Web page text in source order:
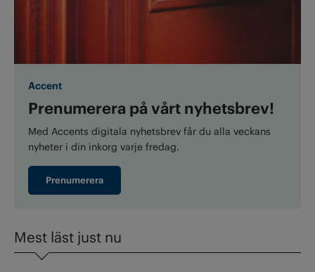
Accent
Prenumerera på vårt nyhetsbrev!
Med Accents digitala nyhetsbrev får du alla veckans
nyheter i din inkorg varje fredag.
Prenumerera
Mest läst just nu